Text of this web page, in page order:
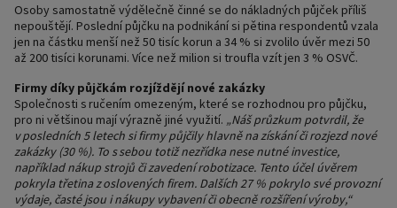
Osoby samostatně výdělečně činné se do nákladných půjček příliš
nepouštějí. Poslední půjčku na podnikání si pětina respondentů vzala
jen na částku menší než 50 tisíc korun a 34 % si zvolilo úvěr mezi 50
až 200 tisíci korunami. Více než milion si troufla vzít jen 3 % OSVČ.
Firmy díky půjčkám rozjíždějí nové zakázky
Společnosti s ručením omezeným, které se rozhodnou pro půjčku,
pro ni většinou mají výrazně jiné využití. „Náš průzkum potvrdil, že
v posledních 5 letech si firmy půjčily hlavně na získání či rozjezd nové
zakázky (30 %). To s sebou totiž nezřídka nese nutné investice,
například nákup strojů či zavedení robotizace. Tento účel úvěrem
pokryla třetina z oslovených firem. Dalších 27 % pokrylo své provozní
výdaje, časté jsou i nákupy vybavení či obecně rozšíření výroby,“